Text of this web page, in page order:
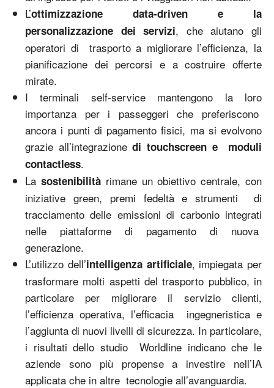
L’ottimizzazione data-driven e la
personalizzazione dei servizi, che aiutano gli
operatori di trasporto a migliorare l’efficienza, la
pianificazione dei percorsi e a costruire offerte
mirate.
I terminali self-service mantengono la loro
importanza per i passeggeri che preferiscono
ancora i punti di pagamento fisici, ma si evolvono
grazie all’integrazionedi touchscreen e moduli
contactless.
La sostenibilità rimane un obiettivo centrale, con
iniziative green, premi fedeltà e strumenti di
tracciamento delle emissioni di carbonio integrati
nelle piattaforme di pagamento di nuova
generazione.
L’utilizzo dell’intelligenza artificiale, impiegata per
trasformare molti aspetti del trasporto pubblico, in
particolare per migliorare il servizio clienti,
l’efficienza operativa, l’efficacia ingegneristica e
l’aggiunta di nuovi livelli di sicurezza. In particolare,
i risultati dello studio Worldline indicano che le
aziende sono più propense a investire nell’IA
applicata che in altre tecnologie all’avanguardia.